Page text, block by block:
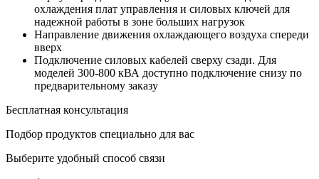
охлаждения плат управления и силовых ключей для
надежной работы в зоне больших нагрузок
Направление движения охлаждающего воздуха спереди
вверх
Подключение силовых кабелей сверху сзади. Для
моделей 300-800 кВА доступно подключение снизу по
предварительному заказу
Бесплатная консультация
Подбор продуктов специально для вас
Выберите удобный способ связи